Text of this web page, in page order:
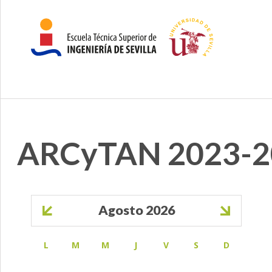
ARCyTAN 2023-
Agosto 2026
L M M J V S D